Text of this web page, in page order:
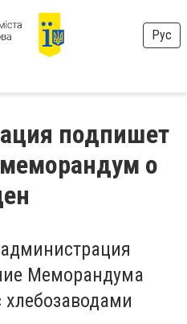
Рус
подпишет
о
Меморандума